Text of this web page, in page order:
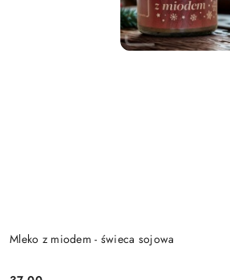
Mleko z miodem - świeca sojowa